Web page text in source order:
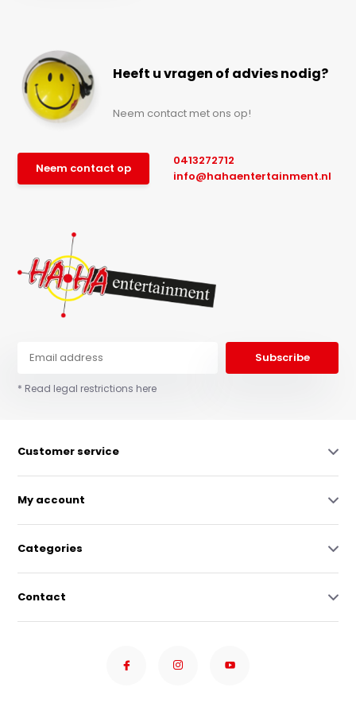
Heeft u vragen of advies nodig?
Neem contact met ons op!
Neem contact op
0413272712
info@hahaentertainment.nl
Subscribe
* Read legal restrictions here
Customer service
My account
Categories
Contact